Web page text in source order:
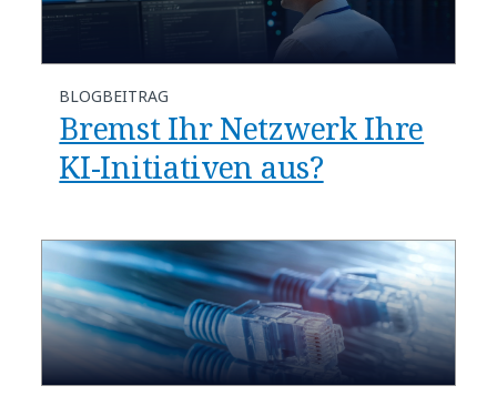
BLOGBEITRAG
​​Bremst Ihr Netzwerk Ihre
KI-Initiativen aus?​